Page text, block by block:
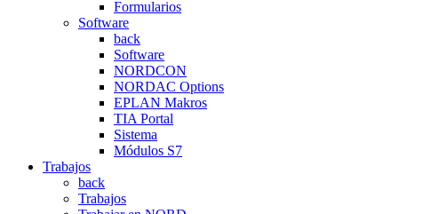
Formularios
Software
back
Software
NORDCON
NORDAC Options
EPLAN Makros
TIA Portal
Sistema
Módulos S7
Trabajos
back
Trabajos